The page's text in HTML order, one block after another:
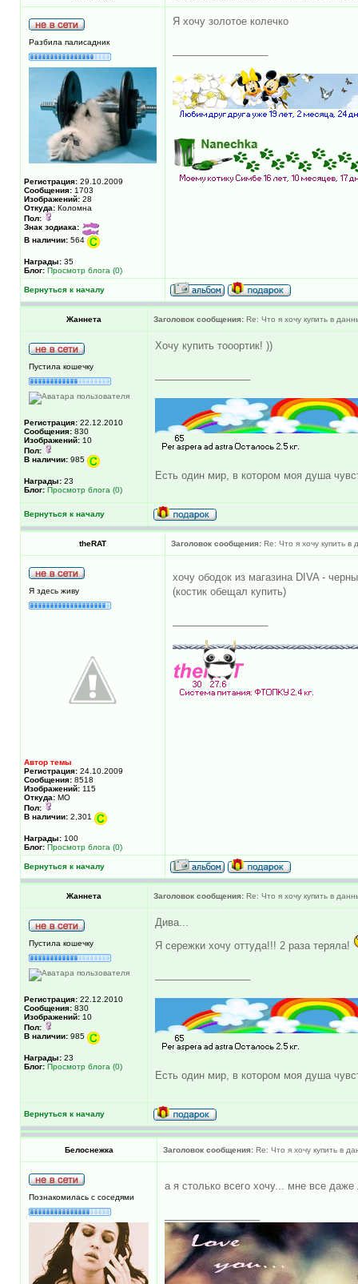
Разбила палисадник
Регистрация: 29.10.2009
Сообщения: 1703
Изображений: 28
Откуда: Коломна
Пол:
Знак зодиака:
В наличии: 564
Награды: 35
Блог: Просмотр блога (0)
Я хочу золотое колечко
Вернуться к началу
Жаннета Заголовок сообщения: Re: Что я хочу купить в
Пустила кошечку
Регистрация: 22.12.2010
Сообщения: 830
Изображений: 10
Пол:
В наличии: 985
Награды: 23
Блог: Просмотр блога (0)
Хочу купить тооортик! ))
Есть один мир, в котором моя душа
Вернуться к началу
theRAT Заголовок сообщения: Re: Что я хочу купить
Я здесь живу
Автор темы
Регистрация: 24.10.2009
Сообщения: 8518
Изображений: 115
Откуда: МО
Пол:
В наличии: 2,301
Награды: 100
Блог: Просмотр блога (0)
хочу ободок из магазина DIVA -
(костик обещал купить)
Вернуться к началу
Жаннета Заголовок сообщения: Re: Что я хочу купить в
Пустила кошечку
Регистрация: 22.12.2010
Сообщения: 830
Изображений: 10
Пол:
В наличии: 985
Награды: 23
Блог: Просмотр блога (0)
Дива...
Я сережки хочу оттуда!!! 2 раза теряла!
Есть один мир, в котором моя душа
Вернуться к началу
Белоснежка Заголовок сообщения: Re: Что я хочу купить в
Познакомилась с соседями
а я столько всего хочу... мне все